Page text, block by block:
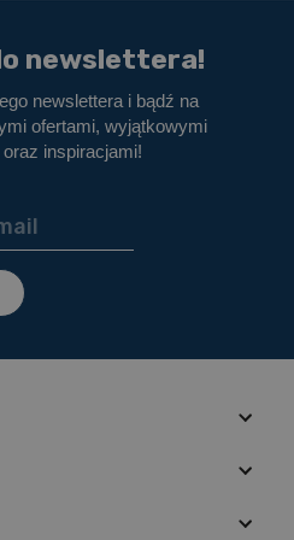
newslettera!
newslettera i bądź na
ofertami, wyjątkowymi
inspiracjami!